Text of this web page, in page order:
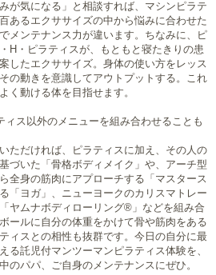
が気になる」と相談すれば、マシンピラテ
あるエクササイズの中から悩みに合わせた
メンテナンス力が違います。ちなみに、ピ
H・ピラティスが、もともと寝たきりの患
したエクササイズ。身体の使い方をレッス
の動きを意識してアウトプットする。これ
く動ける体を目指せます。
ス以外のメニューを組み合わせることも
ただければ、ピラティスに加え、その人の
づいた「骨格ボディメイク」や、アーチ型
全身の筋肉にアプローチする「マスタース
「ヨガ」、ニューヨークのカリスマトレー
ヤムナボディローリング®️」などを組み合
ールに自分の体重をかけて骨や筋肉をある
ィスとの相性も抜群です。今日の自分に最
る託児付マンツーマンピラティス体験を、
のパパ、ご自身のメンテナンスにぜひ。